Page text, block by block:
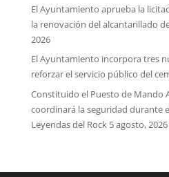
El Ayuntamiento aprueba la
la renovación del alcantarillado
2026
El Ayuntamiento incorpora tres
reforzar el servicio público del
Constituido el Puesto de Mando
coordinará la seguridad durante
Leyendas del Rock 5 agosto, 2026